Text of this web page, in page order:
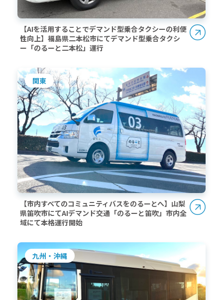
【AIを活用することでデマンド型乗合タクシーの利便
性向上】福島県二本松市にてデマンド型乗合タクシ
ー「のるーと二本松」運行
関東
【市内すべてのコミュニティバスをのるーとへ】山梨
県笛吹市にてAIデマンド交通「のるーと笛吹」市内全
域にて本格運行開始
九州・沖縄